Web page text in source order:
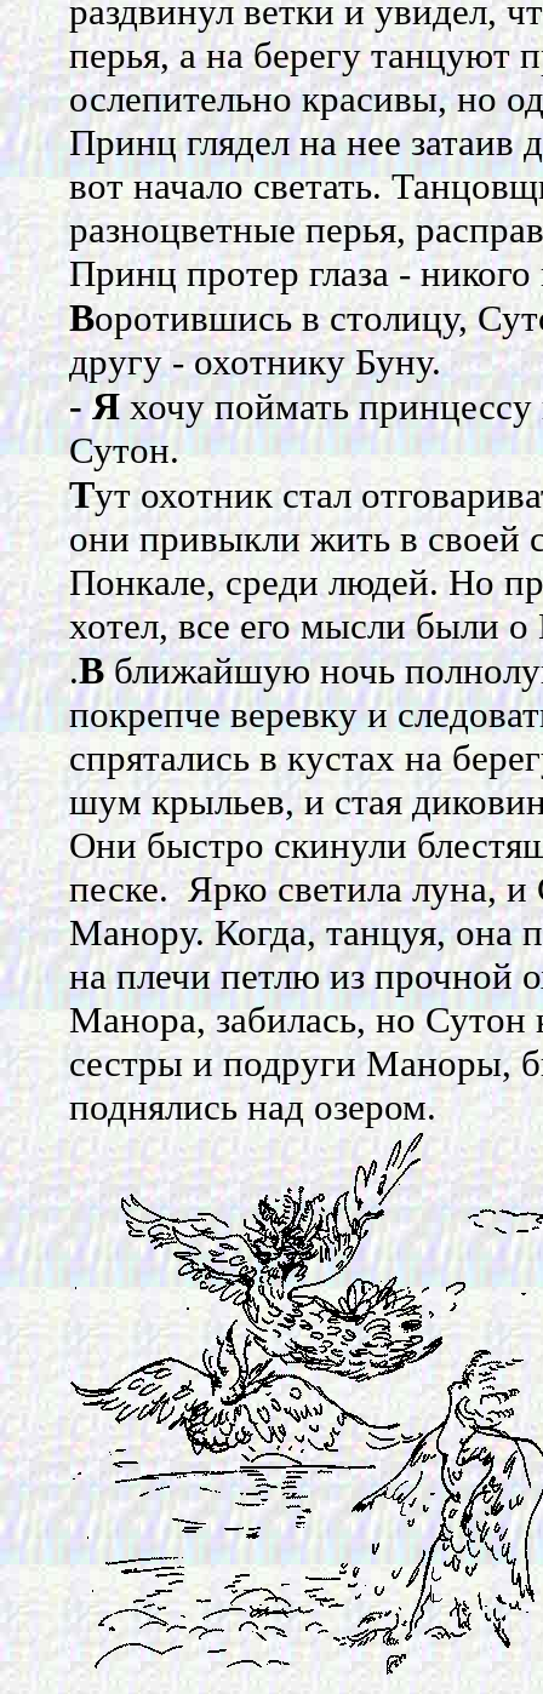
раздвинул ветки и увидел,
перья, а на берегу танцуют
ослепительно красивы, но
Принц глядел на нее затаив
вот начало светать.
разноцветные перья,
Принц протер глаза -
Воротившись в столицу,
другу - охотнику Буну.
- Яхочу поймать
Сутон.
Тут охотник стал
они привыкли жить в своей
Понкале, среди людей. Но
хотел, все его мысли были
.Вближайшую ночь
покрепче веревку и
спрятались в кустах на
шум крыльев, и стая
Они быстро скинули
песке. Ярко светила луна, и
Манору. Когда, танцуя, она
на плечи петлю из прочной
Манора, забилась, но Сутон
сестры и подруги Маноры,
поднялись над озером.